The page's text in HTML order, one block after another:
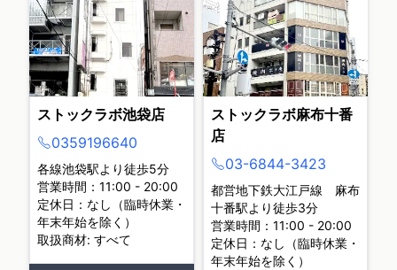
ストックラボ池袋店
0359196640
各線池袋駅より徒歩5分
営業時間：11:00 - 20:00
定休日：なし（臨時休業・
年末年始を除く）
取扱商材: すべて
ストックラボ麻布十番
店
03-6844-3423
都営地下鉄大江戸線 麻布
十番駅より徒歩3分
営業時間：11:00 - 20:00
定休日：なし（臨時休業・
年末年始を除く）